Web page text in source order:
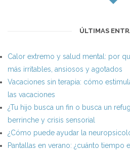
ÚLTIMAS
Calor extremo y salud mental: por
más irritables, ansiosos y agotados
Vacaciones sin terapia: cómo
las vacaciones
¿Tu hijo busca un fin o busca un
berrinche y crisis sensorial
¿Cómo puede ayudar la
Pantallas en verano: ¿cuánto tiempo